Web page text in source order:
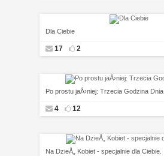
Dla Ciebie
17 2
Po prostu jaÅ›niej: Trzecia Godzina Dnia
4 12
Na DzieÅ„ Kobiet - specjalnie dla Ciebie.